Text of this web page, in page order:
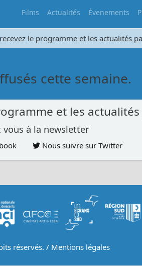
Films Actualités Évenements
le programme et les actualités
cette semaine.
et les
à la newsletter
Nous suivre sur Twitter
réservés. / Mentions légales